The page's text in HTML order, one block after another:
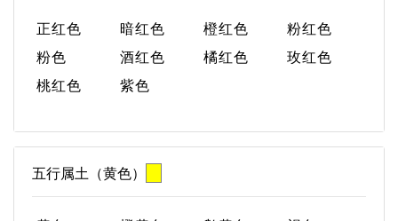
正红色 暗红色 橙红色
粉红色
粉色
酒红色 橘红色
玫红色
桃红色
紫色
五行属土（黄色）